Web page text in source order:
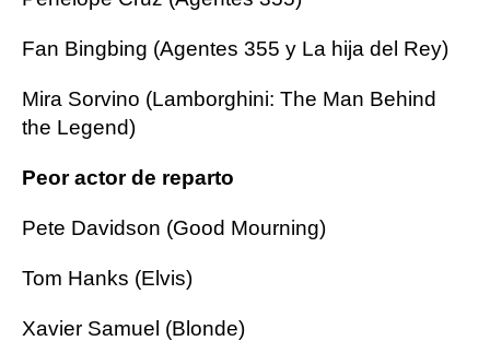
Fan Bingbing (Agentes 355 y La hija del Rey)
Mira Sorvino (Lamborghini: The Man Behind
the Legend)
Peor actor de reparto
Pete Davidson (Good Mourning)
Tom Hanks (Elvis)
Xavier Samuel (Blonde)